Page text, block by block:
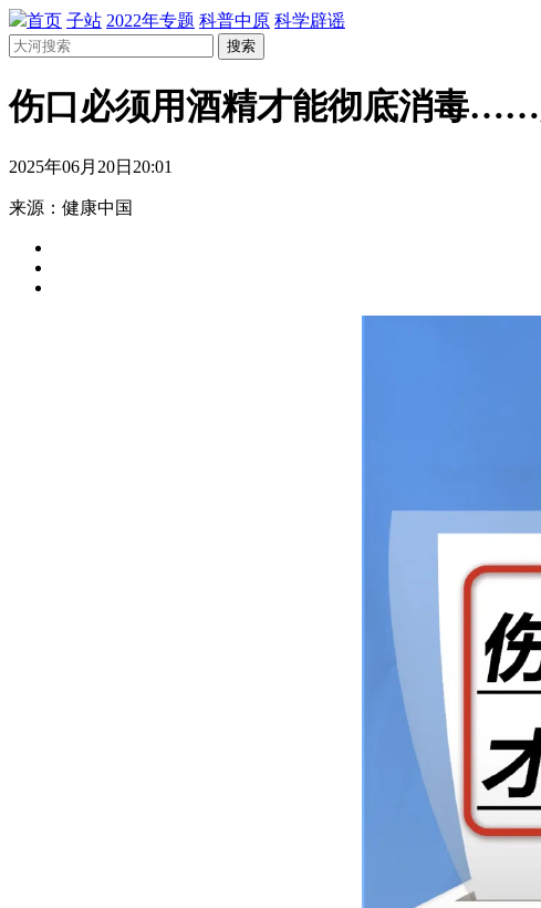
首页 子站 2022年专题 科普中原 科学辟谣
搜索
伤口必须用酒精才能彻底消毒……
2025年06月20日20:01
来源：健康中国